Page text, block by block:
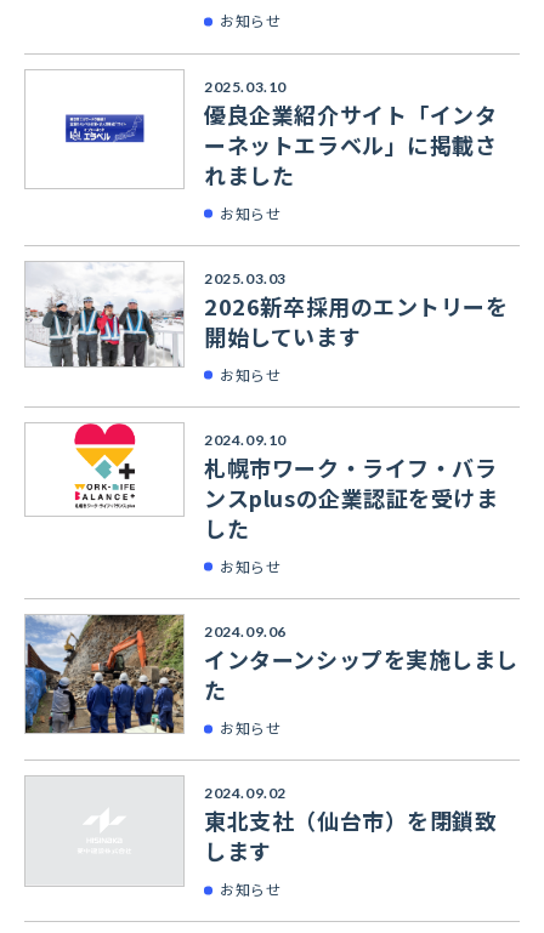
お知らせ
2025.03.10
優良企業紹介サイト「インタ
ーネットエラベル」に掲載さ
れました
お知らせ
2025.03.03
2026新卒採用のエントリーを
開始しています
お知らせ
2024.09.10
札幌市ワーク・ライフ・バラ
ンスplusの企業認証を受けま
した
お知らせ
2024.09.06
インターンシップを実施しまし
た
お知らせ
2024.09.02
東北支社（仙台市）を閉鎖致
します
お知らせ